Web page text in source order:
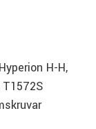
H-H,